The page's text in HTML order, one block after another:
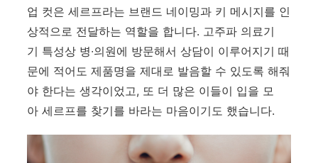
업 컷은 세르프라는 브랜드 네이밍과 키 메시지를 인
상적으로 전달하는 역할을 합니다. 고주파 의료기
기 특성상 병∙의원에 방문해서 상담이 이루어지기 때
문에 적어도 제품명을 제대로 발음할 수 있도록 해줘
야 한다는 생각이었고, 또 더 많은 이들이 입을 모
아 세르프를 찾기를 바라는 마음이기도 했습니다.